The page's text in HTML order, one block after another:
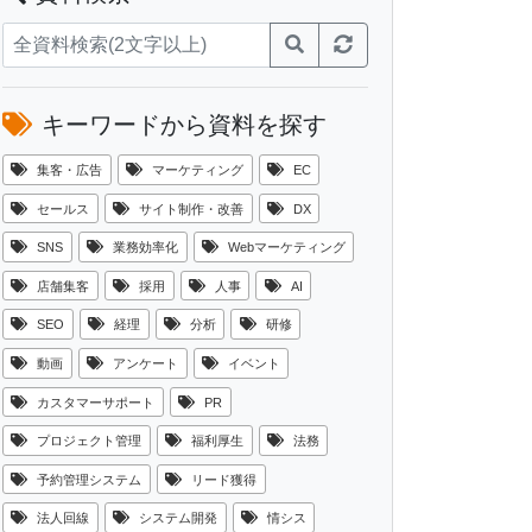
キーワードから資料を探す
集客・広告 マーケティング EC
セールス サイト制作・改善 DX
SNS 業務効率化 Webマーケティング
店舗集客 採用 人事 AI
SEO 経理 分析 研修
動画 アンケート イベント
カスタマーサポート PR
プロジェクト管理 福利厚生 法務
予約管理システム リード獲得
法人回線 システム開発 情シス